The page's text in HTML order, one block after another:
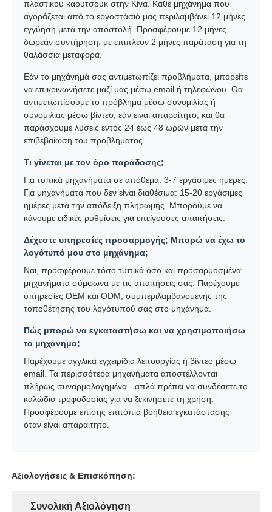
πλαστικού καουτσούκ στην Κίνα. Κάθε μηχάνημα που
αγοράζεται από το εργοστάσιό μας περιλαμβάνει 12 μήνες
εγγύηση μετά την αποστολή. Προσφέρουμε 12 μήνες
δωρεάν συντήρηση, με επιπλέον 2 μήνες παράταση για τη
θαλάσσια μεταφορά.
Εάν το μηχάνημά σας αντιμετωπίζει προβλήματα, μπορείτε
να επικοινωνήσετε μαζί μας μέσω email ή τηλεφώνου. Θα
αντιμετωπίσουμε το πρόβλημα μέσω συνομιλίας ή
συνομιλίας μέσω βίντεο, εάν είναι απαραίτητο, και θα
παράσχουμε λύσεις εντός 24 έως 48 ωρών μετά την
επιβεβαίωση του προβλήματος.
Τι γίνεται με τον όρο παράδοσης;
Για τυπικά μηχανήματα σε απόθεμα: 3-7 εργάσιμες ημέρες.
Για μηχανήματα που δεν είναι διαθέσιμα: 15-20 εργάσιμες
ημέρες μετά την απόδειξη πληρωμής. Μπορούμε να
κάνουμε ειδικές ρυθμίσεις για επείγουσες απαιτήσεις.
Δέχεστε υπηρεσίες προσαρμογής; Μπορώ να έχω το
λογότυπό μου στο μηχάνημα;
Ναι, προσφέρουμε τόσο τυπικά όσο και προσαρμοσμένα
μηχανήματα σύμφωνα με τις απαιτήσεις σας. Παρέχουμε
υπηρεσίες OEM και ODM, συμπεριλαμβανομένης της
τοποθέτησης του λογότυπού σας στο μηχάνημα.
Πώς μπορώ να εγκαταστήσω και να χρησιμοποιήσω
το μηχάνημα;
Παρέχουμε αγγλικά εγχειρίδια λειτουργίας ή βίντεο μέσω
email. Τα περισσότερα μηχανήματα αποστέλλονται
πλήρως συναρμολογημένα - απλά πρέπει να συνδέσετε το
καλώδιο τροφοδοσίας για να ξεκινήσετε τη χρήση.
Προσφέρουμε επίσης επιτόπια βοήθεια εγκατάστασης
όταν είναι απαραίτητο.
Αξιολογήσεις & Επισκόπηση:
Συνολική Αξιολόγηση